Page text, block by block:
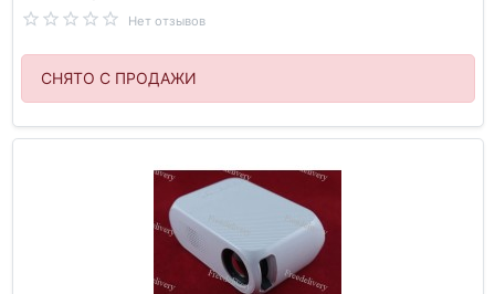
Нет отзывов
СНЯТО С ПРОДАЖИ